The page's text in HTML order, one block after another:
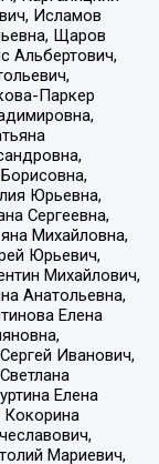
Исламов
Щаров
Альбертович,
Паркер
Юрьевна,
Сергеевна,
Михайловна,
Юрьевич,
Михайлович,
Анатольевна,
Елена
Иванович,
Елена
Мариевич,